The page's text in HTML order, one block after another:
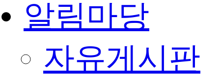
알림마당
자유게시판